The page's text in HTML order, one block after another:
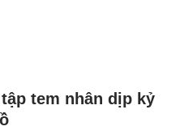
tem nhân dịp kỷ